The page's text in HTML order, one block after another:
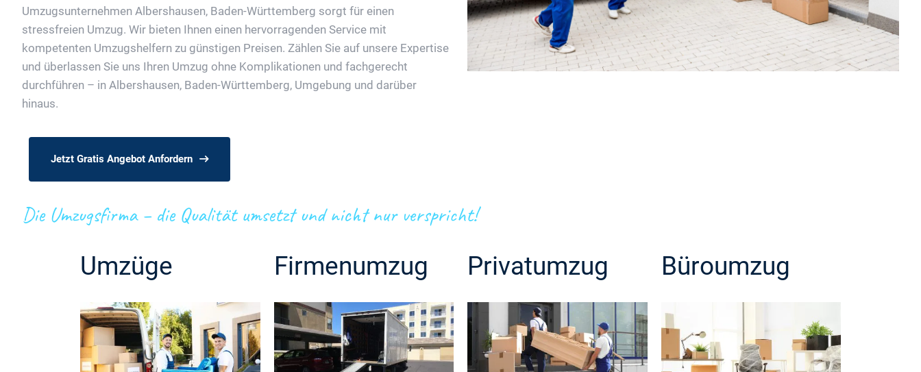
Umzugsunternehmen Albershausen, Baden-Württemberg sorgt für einen
stressfreien Umzug. Wir bieten Ihnen einen hervorragenden Service mit
kompetenten Umzugshelfern zu günstigen Preisen. Zählen Sie auf unsere Expertise
und überlassen Sie uns Ihren Umzug ohne Komplikationen und fachgerecht
durchführen – in Albershausen, Baden-Württemberg, Umgebung und darüber
hinaus.
Jetzt Gratis Angebot Anfordern
Die Umzugsfirma – die Qualität umsetzt und nicht nur verspricht!
Umzüge Firmenumzug Privatumzug Büroumzug